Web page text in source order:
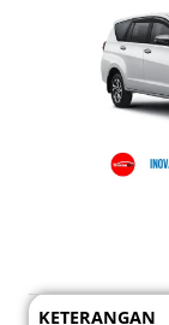
KETERANGAN